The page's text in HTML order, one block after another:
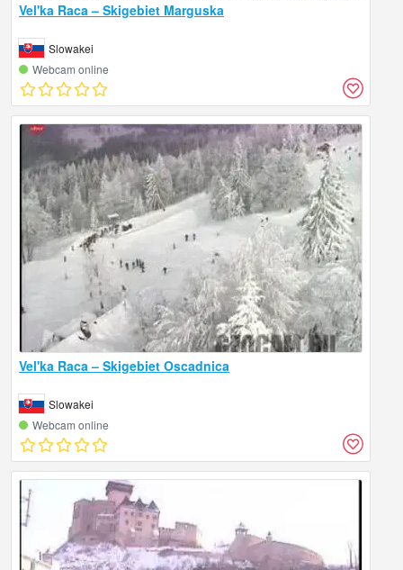
Vel'ka Raca – Skigebiet Marguska
Slowakei
Webcam online
Vel'ka Raca – Skigebiet Oscadnica
Slowakei
Webcam online